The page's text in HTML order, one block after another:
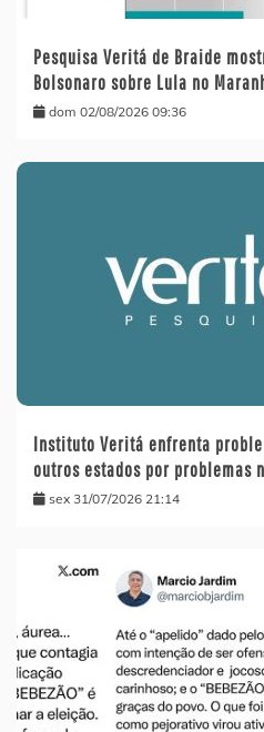
Pesquisa Veritá de Braide
Bolsonaro sobre Lula no
dom 02/08/2026 09:36
Instituto Veritá enfrenta
outros estados por problemas
sex 31/07/2026 21:14